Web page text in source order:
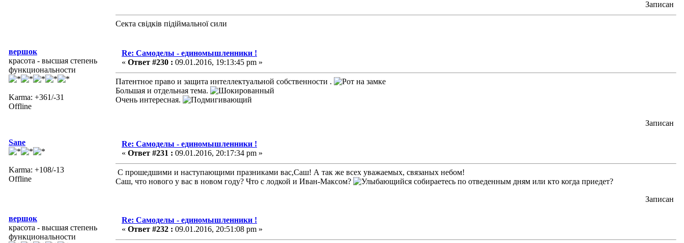
Записан
Секта свідків підіймальної сили
вершок
красота - высшая степень
функциональности
Karma: +361/-31
Offline
Re: Самоделы - единомышленники !
« Ответ #230 : 09.01.2016, 19:13:45 pm »
Патентное право и защита интеллектуальной собственности .
Большая и отдельная тема.
Очень интересная.
Записан
Sane
Karma: +108/-13
Offline
Re: Самоделы - единомышленники !
« Ответ #231 : 09.01.2016, 20:17:34 pm »
С прошедшими и наступающими празниками вас,Саш! А так же всех уважаемых, связаных небом!
Саш, что нового у вас в новом году? Что с лодкой и Иван-Максом?
собираетесь по отведенным дням или кто когда приедет?
Записан
вершок
красота - высшая степень
функциональности
Re: Самоделы - единомышленники !
« Ответ #232 : 09.01.2016, 20:51:08 pm »